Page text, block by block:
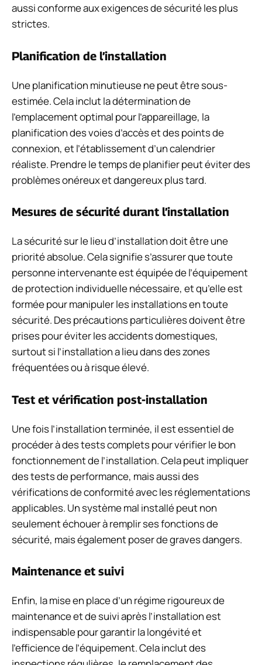
aussi conforme aux exigences de sécurité les plus
strictes.
Planification de l’installation
Une planification minutieuse ne peut être sous-
estimée. Cela inclut la détermination de
l’emplacement optimal pour l’appareillage, la
planification des voies d’accès et des points de
connexion, et l’établissement d’un calendrier
réaliste. Prendre le temps de planifier peut éviter des
problèmes onéreux et dangereux plus tard.
Mesures de sécurité durant l’installation
La sécurité sur le lieu d’installation doit être une
priorité absolue. Cela signifie s’assurer que toute
personne intervenante est équipée de l’équipement
de protection individuelle nécessaire, et qu’elle est
formée pour manipuler les installations en toute
sécurité. Des précautions particulières doivent être
prises pour éviter les accidents domestiques,
surtout si l’installation a lieu dans des zones
fréquentées ou à risque élevé.
Test et vérification post-installation
Une fois l’installation terminée, il est essentiel de
procéder à des tests complets pour vérifier le bon
fonctionnement de l’installation. Cela peut impliquer
des tests de performance, mais aussi des
vérifications de conformité avec les réglementations
applicables. Un système mal installé peut non
seulement échouer à remplir ses fonctions de
sécurité, mais également poser de graves dangers.
Maintenance et suivi
Enfin, la mise en place d’un régime rigoureux de
maintenance et de suivi après l’installation est
indispensable pour garantir la longévité et
l’efficience de l’équipement. Cela inclut des